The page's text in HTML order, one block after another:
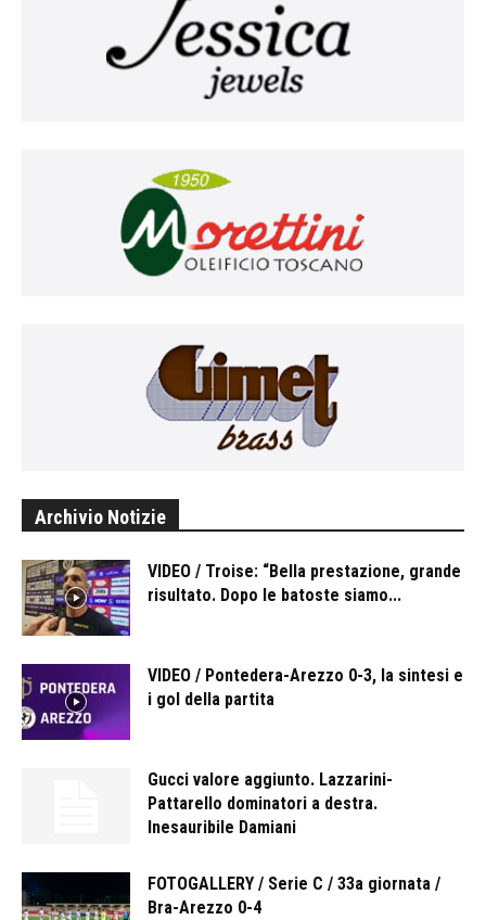
Archivio Notizie
VIDEO / Troise: “Bella prestazione, grande
risultato. Dopo le batoste siamo...
VIDEO / Pontedera-Arezzo 0-3, la sintesi e
i gol della partita
Gucci valore aggiunto. Lazzarini-
Pattarello dominatori a destra.
Inesauribile Damiani
FOTOGALLERY / Serie C / 33a giornata /
Bra-Arezzo 0-4